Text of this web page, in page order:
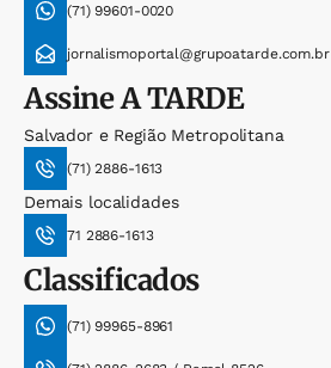
(71) 99601-0020
jornalismoportal@grupoatarde.com.br
AssineA TARDE
Salvador e Região Metropolitana
(71) 2886-1613
Demais localidades
71 2886-1613
Classificados
(71) 99965-8961